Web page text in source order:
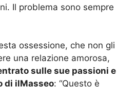
Il problema sono sempre
ossessione, che non gli
una relazione amorosa,
sulle sue passioni e
di ilMasseo: “Questo è